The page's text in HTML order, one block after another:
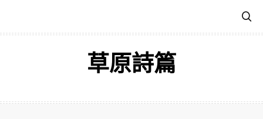
主
草原詩篇